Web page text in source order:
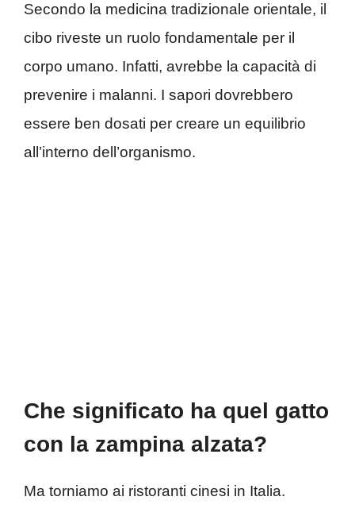
Secondo la medicina tradizionale orientale, il
cibo riveste un ruolo fondamentale per il
corpo umano. Infatti, avrebbe la capacità di
prevenire i malanni. I sapori dovrebbero
essere ben dosati per creare un equilibrio
all’interno dell’organismo.
Che significato ha quel gatto
con la zampina alzata?
Ma torniamo ai ristoranti cinesi in Italia.